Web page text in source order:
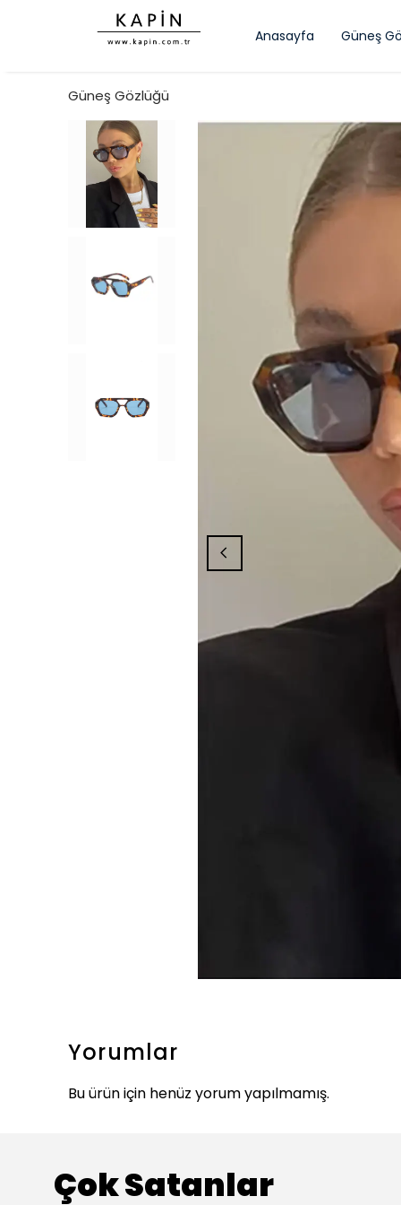
Anasayfa Güneş
Güneş Gözlüğü
Yorumlar
Bu ürün için henüz yorum yapılmamış.
Çok Satanlar